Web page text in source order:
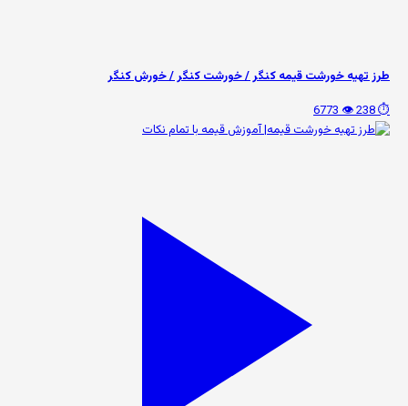
طرز تهیه خورشت قیمه کنگر / خورشت کنگر / خورش کنگر
⏱️ 238
👁️ 6773